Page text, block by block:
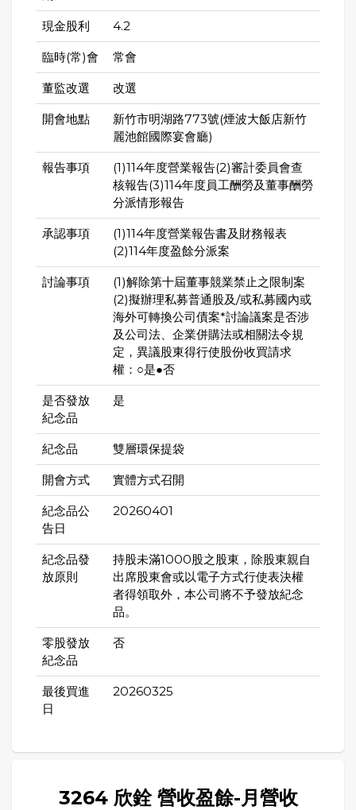
現金股利 4.2
臨時(常)會 常會
董監改選 改選
開會地點
新竹市明湖路773號(煙波大飯店新竹
麗池館國際宴會廳)
報告事項
(1)114年度營業報告(2)審計委員會查
核報告(3)114年度員工酬勞及董事酬勞
分派情形報告
承認事項
(1)114年度營業報告書及財務報表
(2)114年度盈餘分派案
討論事項
(1)解除第十屆董事競業禁止之限制案
(2)擬辦理私募普通股及/或私募國內或
海外可轉換公司債案*討論議案是否涉
及公司法、企業併購法或相關法令規
定，異議股東得行使股份收買請求
權：○是●否
是否發放
紀念品
是
紀念品 雙層環保提袋
開會方式 實體方式召開
紀念品公
告日
20260401
紀念品發
放原則
持股未滿1000股之股東，除股東親自
出席股東會或以電子方式行使表決權
者得領取外，本公司將不予發放紀念
品。
零股發放
紀念品
否
最後買進
日
20260325
3264 欣銓 營收盈餘-月營收